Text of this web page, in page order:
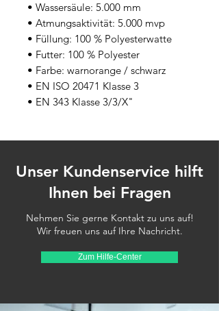
• Wassersäule: 5.000 mm
• Atmungsaktivität: 5.000 mvp
• Füllung: 100 % Polyesterwatte
• Futter: 100 % Polyester
• Farbe: warnorange / schwarz
• EN ISO 20471 Klasse 3
• EN 343 Klasse 3/3/X"
Unser Kundenservice hilft
Ihnen bei Fragen
Nehmen Sie gerne Kontakt zu uns auf!
Wir freuen uns auf Ihre Nachricht.
Zum Hilfe-Center